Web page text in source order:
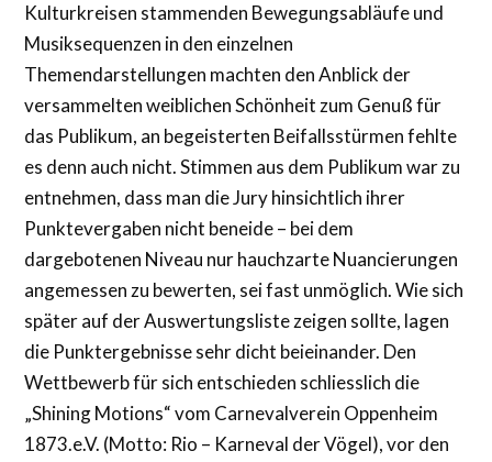
Kulturkreisen stammenden Bewegungsabläufe und
Musiksequenzen in den einzelnen
Themendarstellungen machten den Anblick der
versammelten weiblichen Schönheit zum Genuß für
das Publikum, an begeisterten Beifallsstürmen fehlte
es denn auch nicht. Stimmen aus dem Publikum war zu
entnehmen, dass man die Jury hinsichtlich ihrer
Punktevergaben nicht beneide – bei dem
dargebotenen Niveau nur hauchzarte Nuancierungen
angemessen zu bewerten, sei fast unmöglich. Wie sich
später auf der Auswertungsliste zeigen sollte, lagen
die Punktergebnisse sehr dicht beieinander. Den
Wettbewerb für sich entschieden schliesslich die
„Shining Motions“ vom Carnevalverein Oppenheim
1873.e.V. (Motto: Rio – Karneval der Vögel), vor den